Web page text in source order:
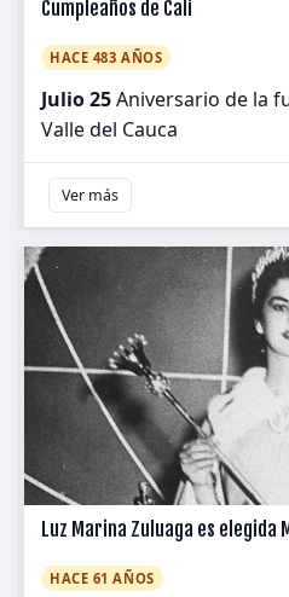
Cumpleaños de Cali
HACE 483 AÑOS
Julio 25Aniversario de la
Valle del Cauca
Ver más
Luz Marina Zuluaga es elegida
HACE 61 AÑOS